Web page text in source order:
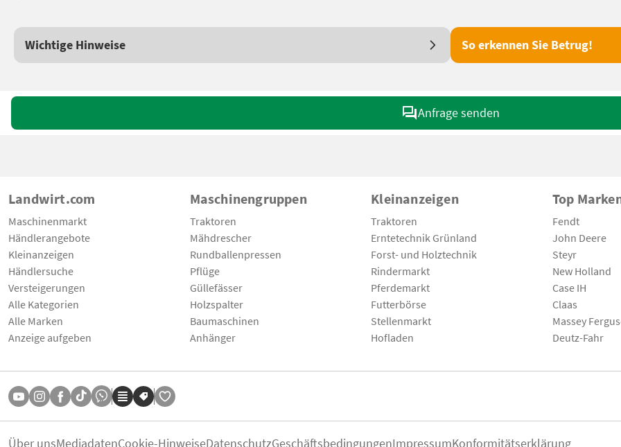
Wichtige Hinweise So erkennen Sie Betrug!
Anfrage senden
Landwirt.com
Maschinenmarkt
Händlerangebote
Kleinanzeigen
Händlersuche
Versteigerungen
Alle Kategorien
Alle Marken
Anzeige aufgeben
Maschinengruppen
Traktoren
Mähdrescher
Rundballenpressen
Pflüge
Güllefässer
Holzspalter
Baumaschinen
Anhänger
Kleinanzeigen
Traktoren
Erntetechnik Grünland
Forst- und Holztechnik
Rindermarkt
Pferdemarkt
Futterbörse
Stellenmarkt
Hofladen
Top
Fendt
John Deere
Steyr
New Holland
Case IH
Claas
Massey
Deutz-Fahr
Über unsMediadatenCookie-HinweiseDatenschutzGeschäftsbedingungenImpressumKonformitätserklärung